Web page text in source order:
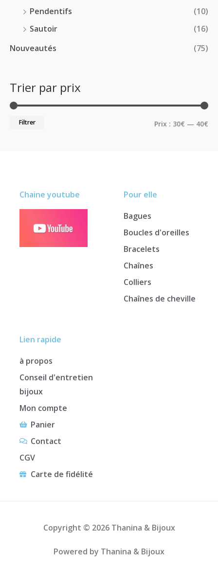
Pendentifs
(10)
Sautoir
(16)
Nouveautés
(75)
Trier par prix
Filtrer Prix : 30€ — 40€
Lien rapide
à propos
Conseil d'entretien
bijoux
Mon compte
Panier
Contact
CGV
Carte de fidélité
Pour elle
Bagues
Boucles d'oreilles
Bracelets
Chaînes
Colliers
Chaînes de cheville
Chaine youtube
Copyright © 2026 Thanina & Bijoux
Powered by Thanina & Bijoux